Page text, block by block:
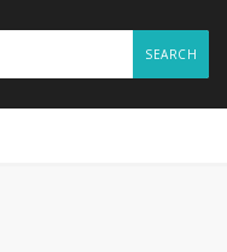
SEARCH